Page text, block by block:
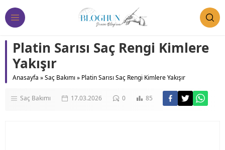
Platin Sarısı Saç Rengi Kimlere
Yakışır
Anasayfa »Saç Bakımı » Platin Sarısı Saç Rengi Kimlere Yakışır
Saç Bakımı 17.03.2026 0 85